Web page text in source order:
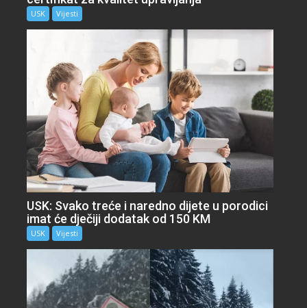
USK Vijesti
USK: Svako treće i naredno dijete u porodici
imat će dječiji dodatak od 150 KM
USK Vijesti